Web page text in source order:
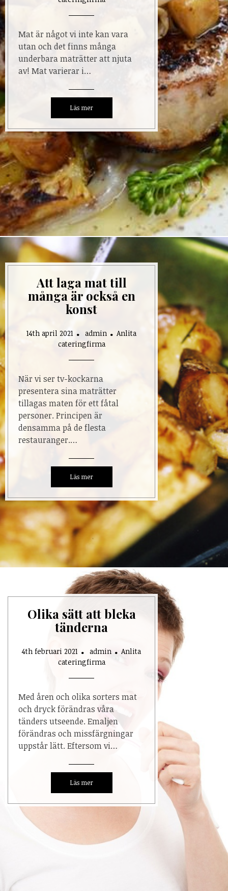
Mat är något vi inte kan vara
utan och det finns många
underbara maträtter att njuta
av! Mat varierar i…
Att laga mat till
många är också en
konst
14th april 2021 admin
Anlita
cateringfirma
När vi ser tv-kockarna
presentera sina maträtter
tillagas maten för ett fåtal
personer. Principen är
densamma på de flesta
restauranger.…
Olika sätt att bleka
tänderna
4th februari 2021 admin
Anlita
cateringfirma
Med åren och olika sorters mat
och dryck förändras våra
tänders utseende. Emaljen
förändras och missfärgningar
uppstår lätt. Eftersom vi…